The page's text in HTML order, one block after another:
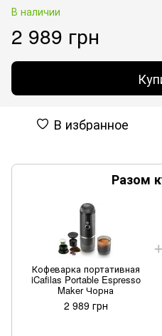
В наличии
2 989 грн
В избранное
Разом
Кофеварка портативная
iCafilas Portable Espresso
Maker Чорна
2 989 грн